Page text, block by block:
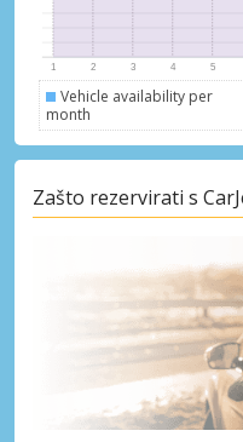
Vehicle availability per
month
Zašto rezervirati s
Pristupite
dobavljača